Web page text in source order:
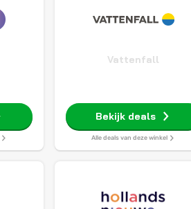
Vattenfall
Bekijk deals
Alle deals van deze winkel